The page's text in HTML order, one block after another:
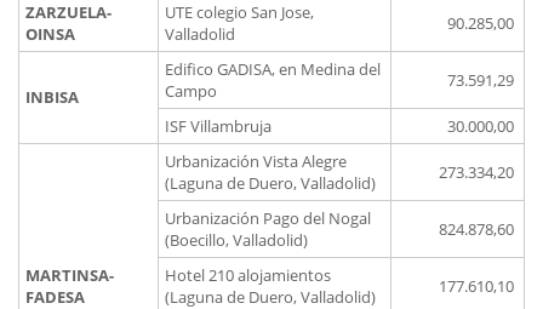
ZARZUELA-
OINSA
UTE colegio San Jose,
Valladolid
90.285,00
INBISA
Edifico GADISA, en Medina del
Campo
73.591,29
ISF Villambruja 30.000,00
MARTINSA-
FADESA
Urbanización Vista Alegre
(Laguna de Duero, Valladolid)
273.334,20
Urbanización Pago del Nogal
(Boecillo, Valladolid)
824.878,60
Hotel 210 alojamientos
(Laguna de Duero, Valladolid)
177.610,10